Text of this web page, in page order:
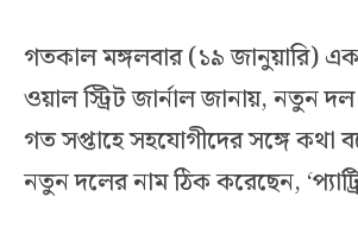
গতকাল মঙ্গলবার (১৯ জানুয়ারি) এক
ওয়াল স্ট্রিট জার্নাল জানায়, নতুন
গত সপ্তাহে সহযোগীদের সঙ্গে কথা
নতুন দলের নাম ঠিক করেছেন,